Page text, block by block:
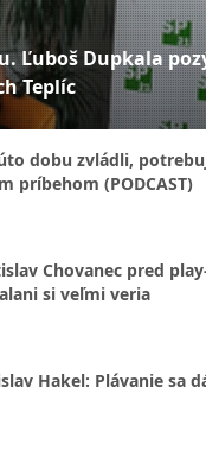
Ľuboš Dupkala
Teplíc
dobu zvládli,
príbehom (PODCAST)
Chovanec pred
si veľmi veria
Hakel: Plávanie sa